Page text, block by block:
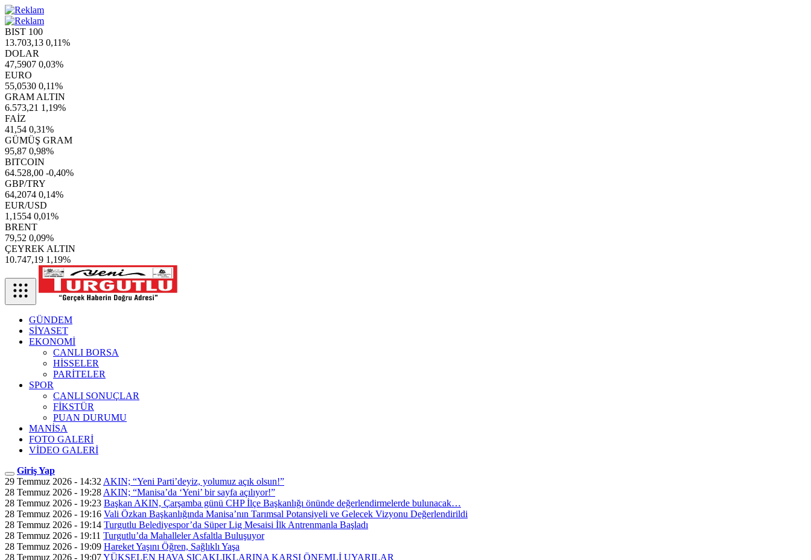
BIST 100
13.703,13 0,11%
DOLAR
47,5907 0,03%
EURO
55,0530 0,11%
GRAM ALTIN
6.573,21 1,19%
FAİZ
41,54 0,31%
GÜMÜŞ GRAM
95,87 0,98%
BITCOIN
64.528,00 -0,40%
GBP/TRY
64,2074 0,14%
EUR/USD
1,1554 0,01%
BRENT
79,52 0,09%
ÇEYREK ALTIN
10.747,19 1,19%
GÜNDEM
SİYASET
EKONOMİ
CANLI BORSA
HİSSELER
PARİTELER
SPOR
CANLI SONUÇLAR
FİKSTÜR
PUAN DURUMU
MANİSA
FOTO GALERİ
VİDEO GALERİ
Giriş Yap
29 Temmuz 2026 - 14:32 AKIN; “Yeni Parti’deyiz, yolumuz açık olsun!”
28 Temmuz 2026 - 19:28 AKIN; “Manisa’da ‘Yeni’ bir sayfa açılıyor!”
28 Temmuz 2026 - 19:23 Başkan AKIN, Çarşamba günü CHP İlçe Başkanlığı önünde değerlendirmelerde bulunacak…
28 Temmuz 2026 - 19:16 Vali Özkan Başkanlığında Manisa’nın Tarımsal Potansiyeli ve Gelecek Vizyonu Değerlendirildi
28 Temmuz 2026 - 19:14 Turgutlu Belediyespor’da Süper Lig Mesaisi İlk Antrenmanla Başladı
28 Temmuz 2026 - 19:11 Turgutlu’da Mahalleler Asfaltla Buluşuyor
28 Temmuz 2026 - 19:09 Hareket Yaşını Öğren, Sağlıklı Yaşa
28 Temmuz 2026 - 19:07YÜKSELEN HAVA SICAKLIKLARINA KARŞI ÖNEMLİ UYARILAR